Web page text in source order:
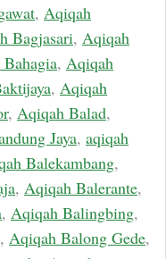
, Aqiqah
Bagjasari, Aqiqah
, Aqiqah
, Aqiqah
, Aqiqah Balad,
Jaya, aqiqah
Balekambang,
, Aqiqah Balerante,
, Aqiqah Balingbing,
, Aqiqah Balong Gede,